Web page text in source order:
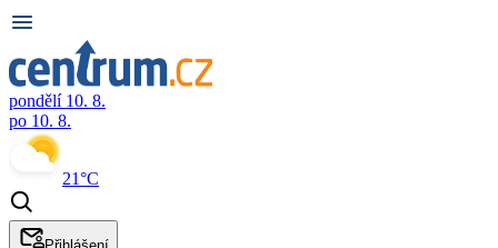
pondělí 10. 8.
po 10. 8.
21°C